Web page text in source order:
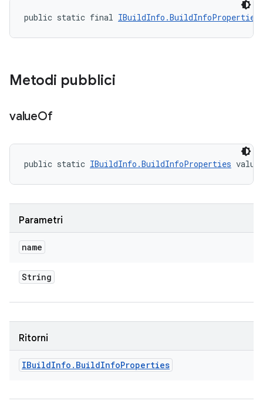
public static final IBuildInfo.BuildInfoProperties
Metodi pubblici
valueOf
public static IBuildInfo.BuildInfoProperties
Parametri
name
String
Ritorni
IBuildInfo . BuildInfoProperties